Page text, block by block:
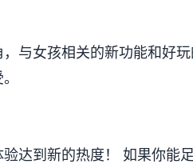
与女孩相关的新功能和好
达到新的热度！ 如果你能